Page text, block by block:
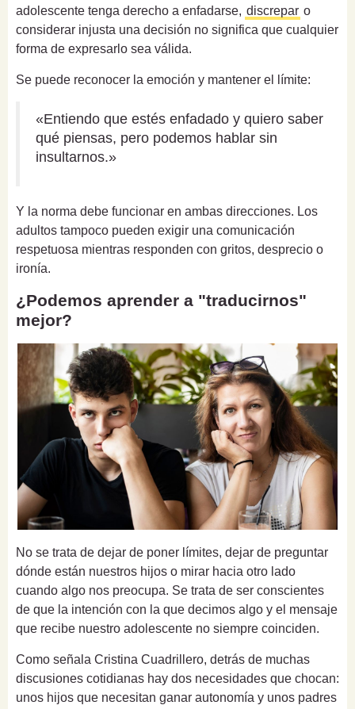
adolescente tenga derecho a enfadarse, discrepar o
considerar injusta una decisión no significa que cualquier
forma de expresarlo sea válida.
Se puede reconocer la emoción y mantener el límite:
«Entiendo que estés enfadado y quiero saber
qué piensas, pero podemos hablar sin
insultarnos.»
Y la norma debe funcionar en ambas direcciones. Los
adultos tampoco pueden exigir una comunicación
respetuosa mientras responden con gritos, desprecio o
ironía.
¿Podemos aprender a "traducirnos"
mejor?
No se trata de dejar de poner límites, dejar de preguntar
dónde están nuestros hijos o mirar hacia otro lado
cuando algo nos preocupa. Se trata de ser conscientes
de que la intención con la que decimos algo y el mensaje
que recibe nuestro adolescente no siempre coinciden.
Como señala Cristina Cuadrillero, detrás de muchas
discusiones cotidianas hay dos necesidades que chocan:
unos hijos que necesitan ganar autonomía y unos padres